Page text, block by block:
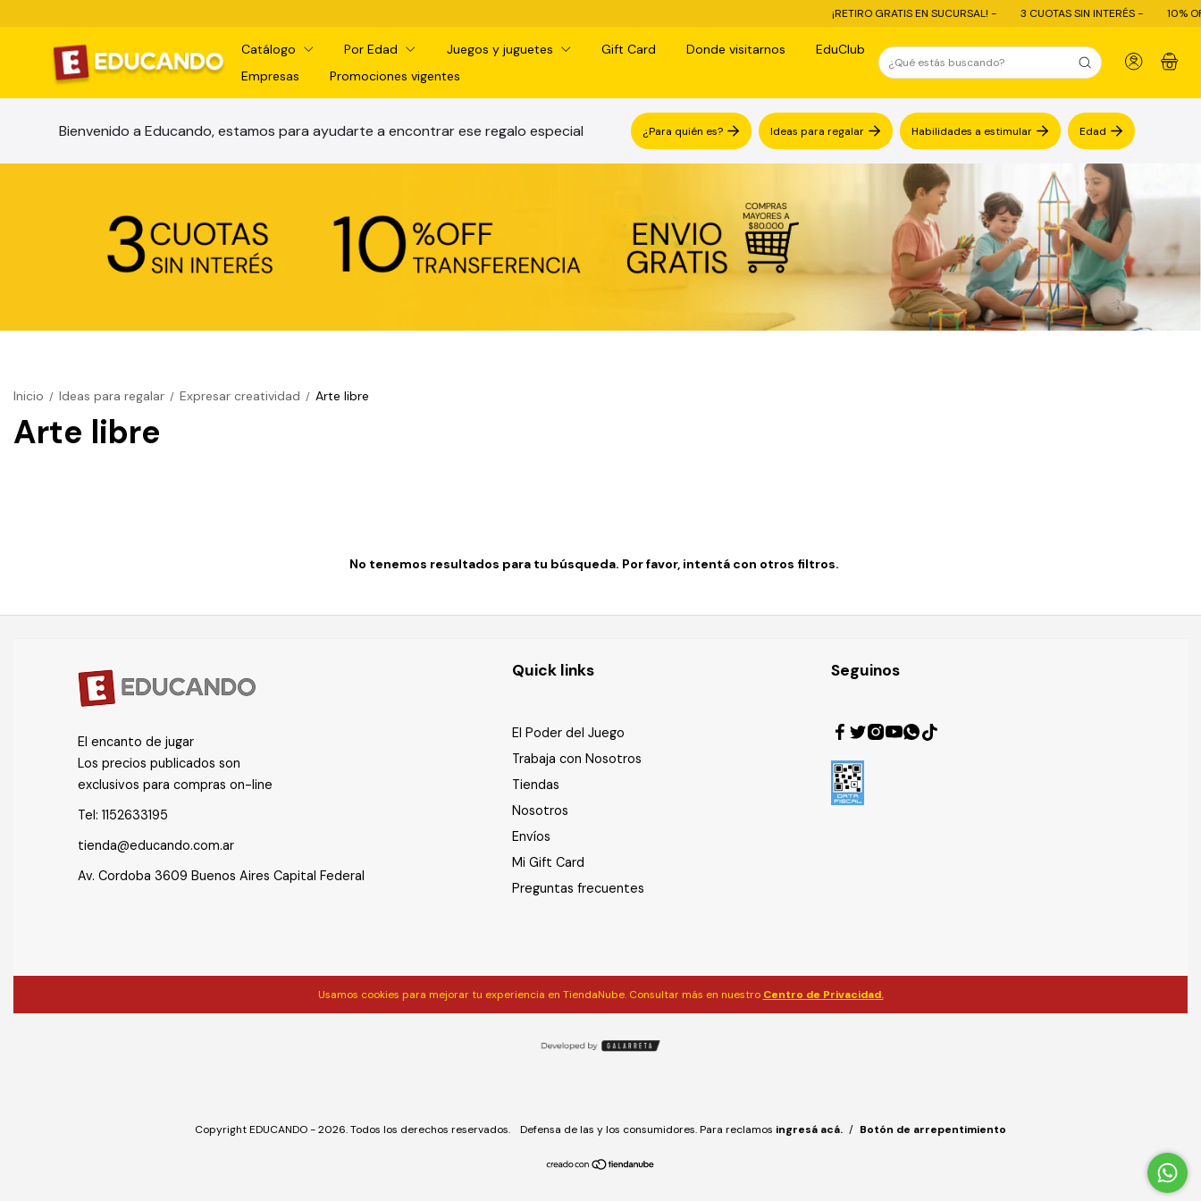
¡RETIRO GRATIS EN SUCURSAL! - 3 CUOTAS SIN INTERÉS - 10% OFF
Catálogo Por Edad Juegos y juguetes Gift Card Donde visitarnos
EduClub
Empresas
Promociones vigentes
0
Bienvenido a Educando, estamos para ayudarte a encontrar ese regalo especial ¿Para quién es? Ideas para regalar Habilidades a estimular Edad
Inicio / Ideas para regalar / Expresar creatividad / Arte libre
Arte libre
No tenemos resultados para tu búsqueda. Por favor, intentá con otros filtros.
El encanto de jugar
Los precios publicados son
exclusivos para compras on-line
Tel: 1152633195
tienda@educando.com.ar
Av. Cordoba 3609 Buenos Aires Capital Federal
Quick links
El Poder del Juego
Trabaja con Nosotros
Tiendas
Nosotros
Envíos
Mi Gift Card
Preguntas frecuentes
Seguinos
Usamos cookies para mejorar tu experiencia en TiendaNube. Consultar más en nuestro Centro de Privacidad.
Copyright EDUCANDO - 2026. Todos los derechos reservados. Defensa de las y los consumidores. Para reclamos ingresá acá. / Botón de arrepentimiento